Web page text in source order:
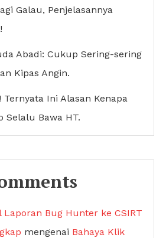
Galau, Penjelasannya
Abadi: Cukup Sering-sering
Kipas Angin.
Ternyata Ini Alasan Kenapa
Selalu Bawa HT.
Laporan Bug Hunter ke CSIRT
mengenai Bahaya Klik